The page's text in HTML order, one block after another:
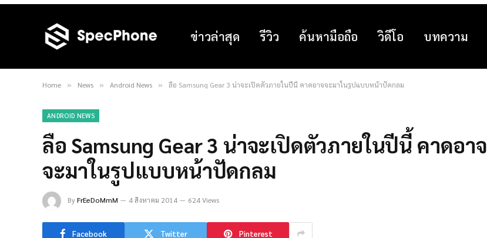
ข่าวล่าสุด รีวิว ค้นหามือถือ วิดีโอ บทความ
Home » News » Android News » ลือ Samsung Gear 3 น่าจะเปิดตัวภายในปีนี้ คาดอาจจะมาในรูปแบบหน้าปัดกลม
ANDROID NEWS
ลือ Samsung Gear 3 น่าจะเปิดตัวภายในปีนี้ คาดอาจ
จะมาในรูปแบบหน้าปัดกลม
ByFrEeDoMmM 4 สิงหาคม 2014 624 Views
Facebook Twitter Pinterest